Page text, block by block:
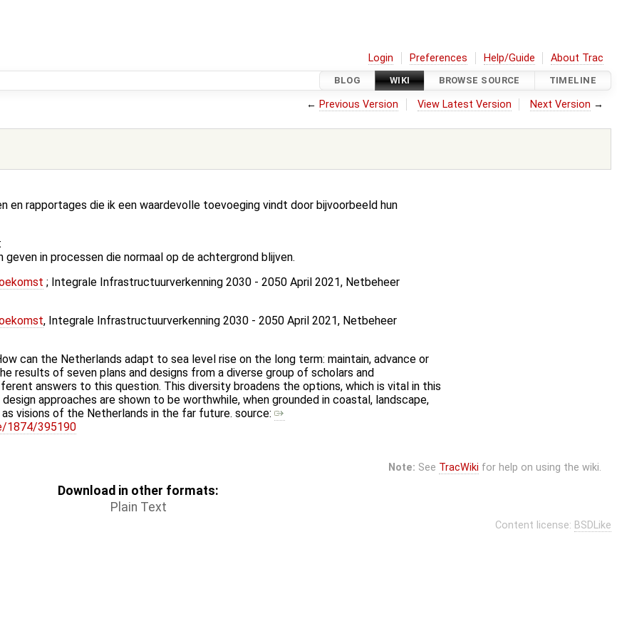
Login Preferences Help/Guide About Trac
BLOG WIKI BROWSE SOURCE TIMELINE
← Previous Version View Latest Version Next Version →
en rapportages die ik een waardevolle toevoeging vindt door bijvoorbeeld hun
in processen die normaal op de achtergrond blijven.
; Integrale Infrastructuurverkenning 2030 - 2050 April 2021, Netbeheer
, Integrale Infrastructuurverkenning 2030 - 2050 April 2021, Netbeheer
can the Netherlands adapt to sea level rise on the long term: maintain, advance or
results of seven plans and designs from a diverse group of scholars and
answers to this question. This diversity broadens the options, which is vital in this
approaches are shown to be worthwhile, when grounded in coastal, landscape,
visions of the Netherlands in the far future. source:
1874/395190
Note: See TracWiki for help on using the wiki.
Download in other formats:
Plain Text
Content license: BSDLike